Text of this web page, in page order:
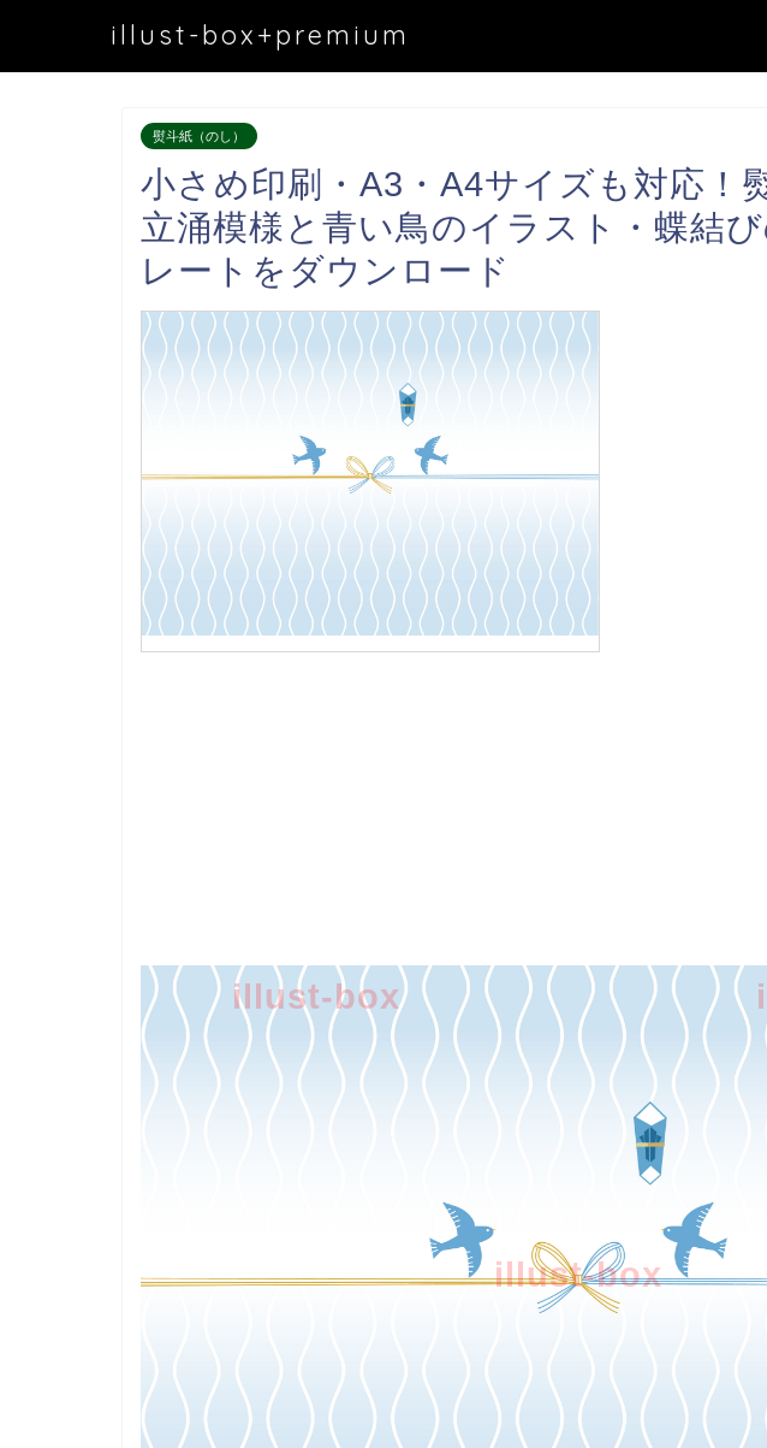
illust-box+premium
熨斗紙（のし）
小さめ印刷・A3・A4サイズも対応！
立涌模様と青い鳥のイラスト・蝶結
レートをダウンロード
illust-box
illust-box